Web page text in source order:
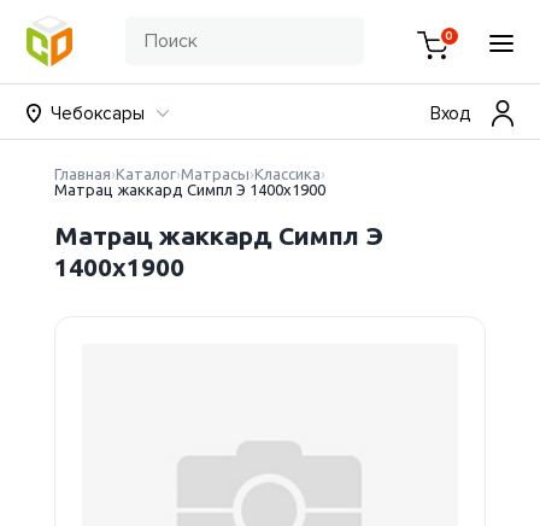
0
Чебоксары Вход
Главная Каталог Матрасы Классика
Матрац жаккард Симпл Э 1400х1900
Матрац жаккард Симпл Э
1400х1900